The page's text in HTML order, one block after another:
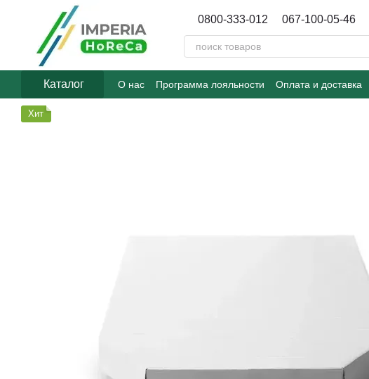
Перейти к основному контенту
0800-333-012 067-100-05-46
Каталог О нас Программа лояльности Оплата и доставка
Договор публичной оферты
Блог
Хит